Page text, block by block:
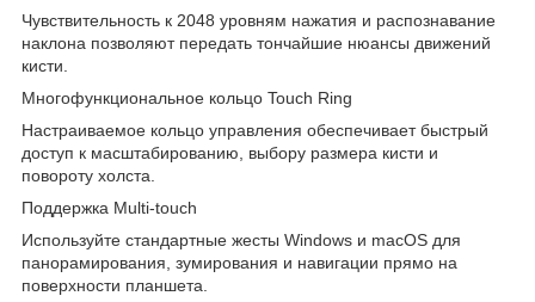
Чувствительность к 2048 уровням нажатия и распознавание
наклона позволяют передать тончайшие нюансы движений
кисти.
Многофункциональное кольцо Touch Ring
Настраиваемое кольцо управления обеспечивает быстрый
доступ к масштабированию, выбору размера кисти и
повороту холста.
Поддержка Multi-touch
Используйте стандартные жесты Windows и macOS для
панорамирования, зумирования и навигации прямо на
поверхности планшета.